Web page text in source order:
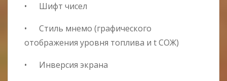
• Шифт чисел
• Стиль мнемо (графического
отображения уровня топлива и t СОЖ)
• Инверсия экрана